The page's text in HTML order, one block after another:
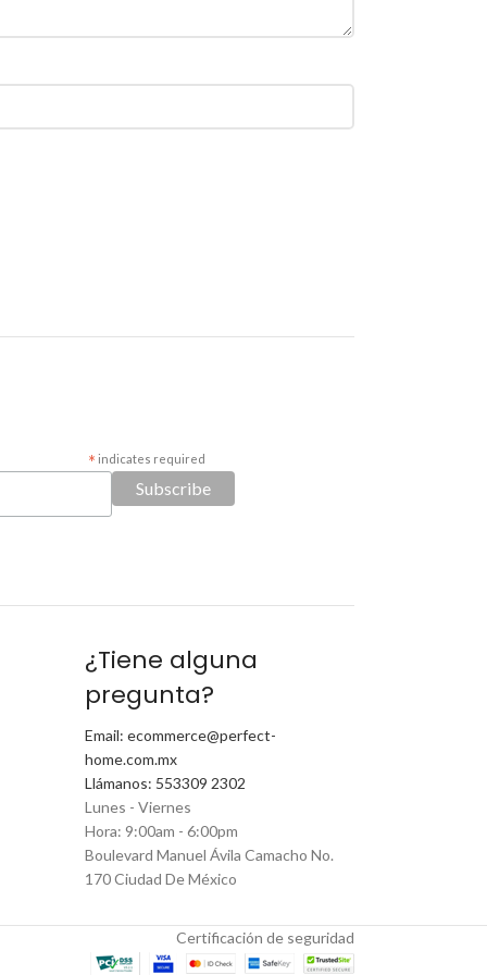
* indicates required
¿Tiene alguna
pregunta?
Email: ecommerce@perfect-
home.com.mx
Llámanos: 553309 2302
Lunes - Viernes
Hora: 9:00am - 6:00pm
Boulevard Manuel Ávila Camacho No.
170 Ciudad De México
Certificación de seguridad